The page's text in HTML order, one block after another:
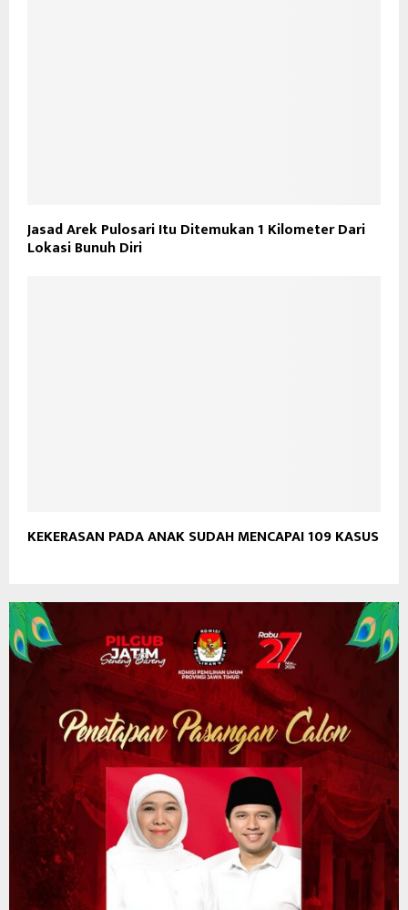
Jasad Arek Pulosari Itu Ditemukan 1 Kilometer Dari
Lokasi Bunuh Diri
KEKERASAN PADA ANAK SUDAH MENCAPAI 109 KASUS